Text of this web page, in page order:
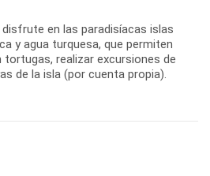
disfrute en las paradisíacas islas
y agua turquesa, que permiten
realizar excursiones de
de la isla (por cuenta propia).